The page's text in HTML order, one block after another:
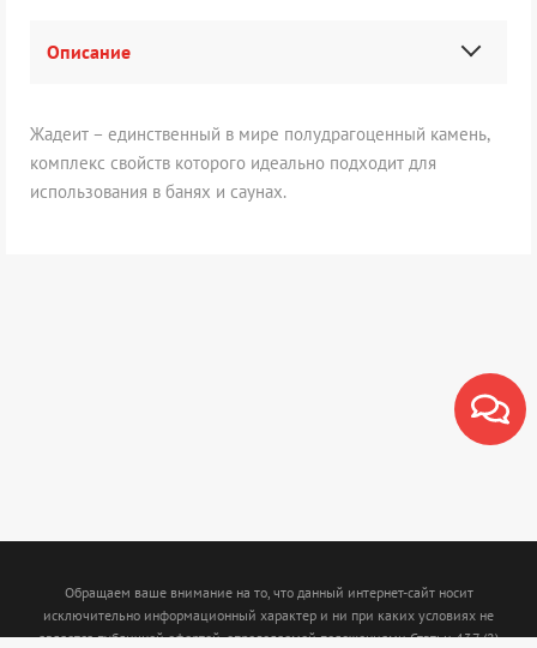
Описание
Жадеит – единственный в мире полудрагоценный камень,
комплекс свойств которого идеально подходит для
использования в банях и саунах.
Обращаем ваше внимание на то, что данный интернет-сайт носит
исключительно информационный характер и ни при каких условиях не
является публичной офертой, определяемой положениями Статьи 437 (2)